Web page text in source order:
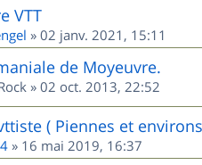
VTT
» 02 janv. 2021, 15:11
de Moyeuvre.
» 02 oct. 2013, 22:52
( Piennes et
» 16 mai 2019, 16:37